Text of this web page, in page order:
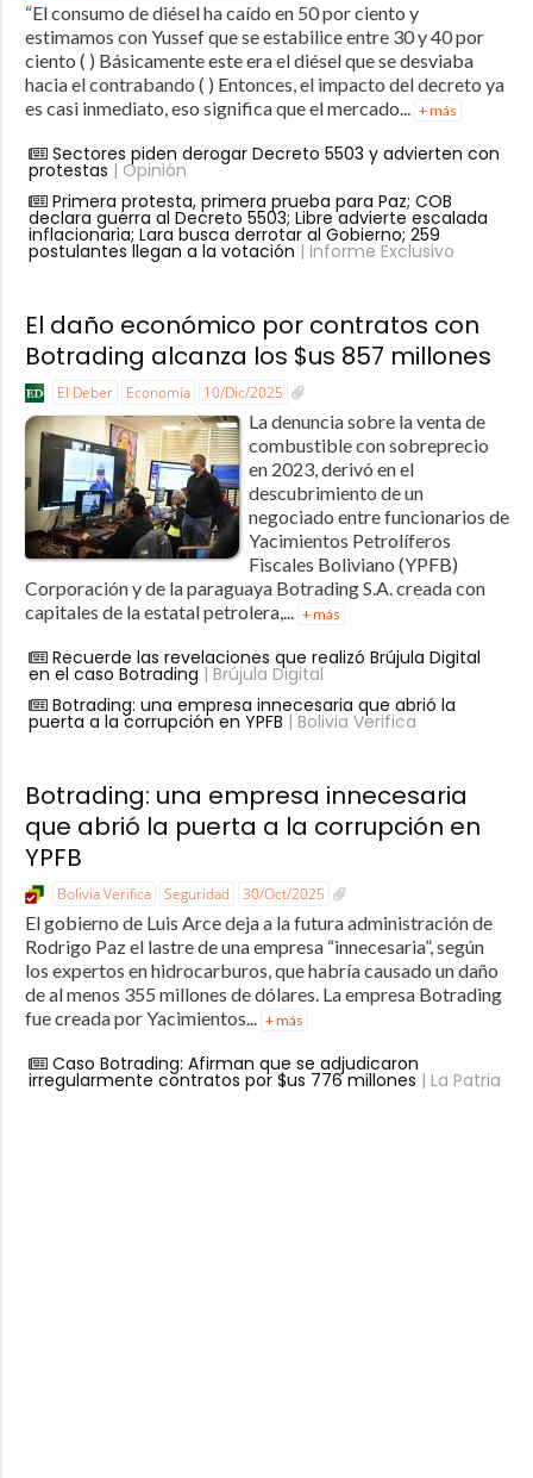
“El consumo de diésel ha caído en 50 por ciento y
estimamos con Yussef que se estabilice entre 30 y 40 por
ciento ( ) Básicamente este era el diésel que se desviaba
hacia el contrabando ( ) Entonces, el impacto del decreto ya
es casi inmediato, eso significa que el mercado... + más
Sectores piden derogar Decreto 5503 y advierten con
protestas | Opinión
Primera protesta, primera prueba para Paz; COB
declara guerra al Decreto 5503; Libre advierte escalada
inflacionaria; Lara busca derrotar al Gobierno; 259
postulantes llegan a la votación | Informe Exclusivo
El daño económico por contratos con
Botrading alcanza los $us 857 millones
El Deber Economía 10/Dic/2025
La denuncia sobre la venta de
combustible con sobreprecio
en 2023, derivó en el
descubrimiento de un
negociado entre funcionarios de
Yacimientos Petrolíferos
Fiscales Boliviano (YPFB)
Corporación y de la paraguaya Botrading S.A. creada con
capitales de la estatal petrolera,... + más
Recuerde las revelaciones que realizó Brújula Digital
en el caso Botrading | Brújula Digital
Botrading: una empresa innecesaria que abrió la
puerta a la corrupción en YPFB | Bolivia Verifica
Botrading: una empresa innecesaria
que abrió la puerta a la corrupción en
YPFB
Bolivia Verifica Seguridad 30/Oct/2025
El gobierno de Luis Arce deja a la futura administración de
Rodrigo Paz el lastre de una empresa “innecesaria”, según
los expertos en hidrocarburos, que habría causado un daño
de al menos 355 millones de dólares. La empresa Botrading
fue creada por Yacimientos... + más
Caso Botrading: Afirman que se adjudicaron
irregularmente contratos por $us 776 millones | La Patria